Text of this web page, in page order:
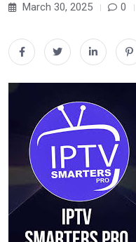
March 30, 2025
0